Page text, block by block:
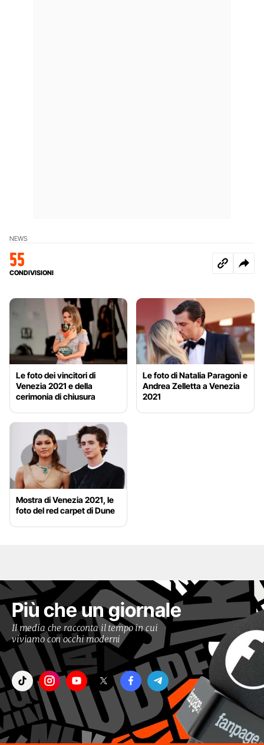
NEWS
55
CONDIVISIONI
Le foto dei vincitori di
Venezia 2021 e della
cerimonia di chiusura
Le foto di Natalia Paragoni e
Andrea Zelletta a Venezia
2021
Mostra di Venezia 2021, le
foto del red carpet di Dune
Più che un giornale
Il media che racconta il tempo in cui
viviamo con occhi moderni